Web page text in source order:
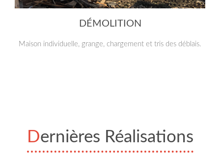
DÉMOLITION
Maison individuelle, grange, chargement et tris des déblais.
Dernières Réalisations